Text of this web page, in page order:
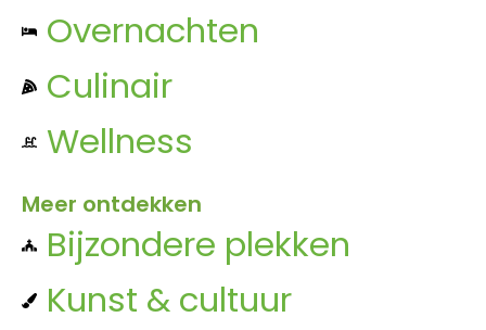
Overnachten
Culinair
Wellness
Meer ontdekken
Bijzondere plekken
Kunst & cultuur